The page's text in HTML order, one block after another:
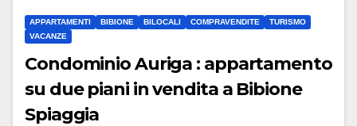
APPARTAMENTI BIBIONE BILOCALI COMPRAVENDITE
TURISMO
VACANZE
Condominio Auriga : appartamento
su due piani in vendita a Bibione
Spiaggia